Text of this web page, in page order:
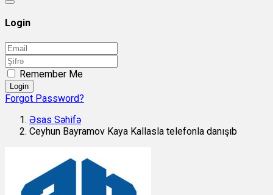
Login
Remember Me
Login
Forgot Password?
Əsas Səhifə
Ceyhun Bayramov Kaya Kallasla telefonla danışıb